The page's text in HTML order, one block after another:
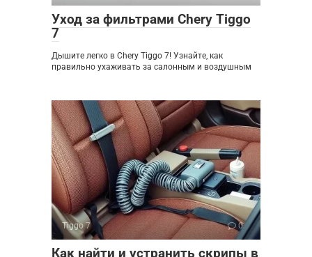
Уход за фильтрами Chery Tiggo
7
Дышите легко в Chery Tiggo 7! Узнайте, как
правильно ухаживать за салонным и воздушным
Tiggo 7 0
Как найти и устранить скрипы в